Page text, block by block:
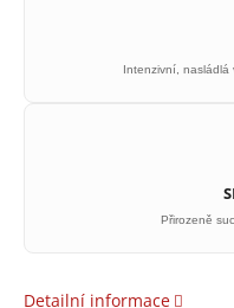
Intenzivní, nasládlá
Přirozeně
Detailní informace